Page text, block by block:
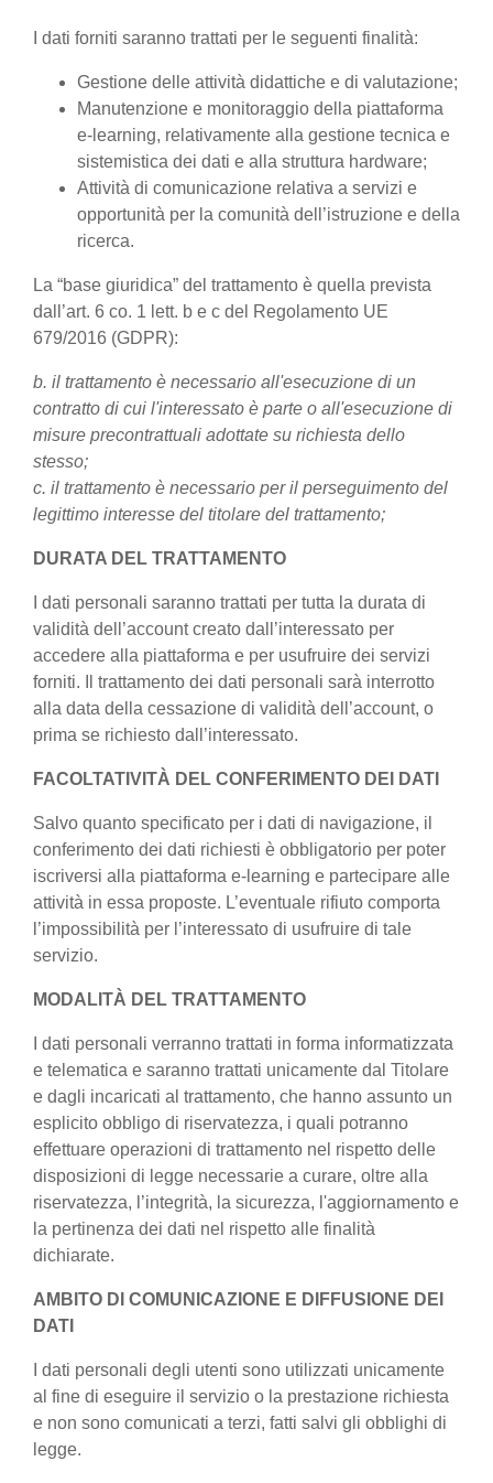
I dati forniti saranno trattati per le seguenti finalità:
Gestione delle attività didattiche e di valutazione;
Manutenzione e monitoraggio della piattaforma
e-learning, relativamente alla gestione tecnica e
sistemistica dei dati e alla struttura hardware;
Attività di comunicazione relativa a servizi e
opportunità per la comunità dell’istruzione e della
ricerca.
La “base giuridica” del trattamento è quella prevista
dall’art. 6 co. 1 lett. b e c del Regolamento UE
679/2016 (GDPR):
b. il trattamento è necessario all'esecuzione di un
contratto di cui l'interessato è parte o all'esecuzione di
misure precontrattuali adottate su richiesta dello
stesso;
c. il trattamento è necessario per il perseguimento del
legittimo interesse del titolare del trattamento;
DURATA DEL TRATTAMENTO
I dati personali saranno trattati per tutta la durata di
validità dell’account creato dall’interessato per
accedere alla piattaforma e per usufruire dei servizi
forniti. Il trattamento dei dati personali sarà interrotto
alla data della cessazione di validità dell’account, o
prima se richiesto dall’interessato.
FACOLTATIVITÀ DEL CONFERIMENTO DEI DATI
Salvo quanto specificato per i dati di navigazione, il
conferimento dei dati richiesti è obbligatorio per poter
iscriversi alla piattaforma e-learning e partecipare alle
attività in essa proposte. L’eventuale rifiuto comporta
l’impossibilità per l’interessato di usufruire di tale
servizio.
MODALITÀ DEL TRATTAMENTO
I dati personali verranno trattati in forma informatizzata
e telematica e saranno trattati unicamente dal Titolare
e dagli incaricati al trattamento, che hanno assunto un
esplicito obbligo di riservatezza, i quali potranno
effettuare operazioni di trattamento nel rispetto delle
disposizioni di legge necessarie a curare, oltre alla
riservatezza, l’integrità, la sicurezza, l'aggiornamento e
la pertinenza dei dati nel rispetto alle finalità
dichiarate.
AMBITO DI COMUNICAZIONE E DIFFUSIONE DEI
DATI
I dati personali degli utenti sono utilizzati unicamente
al fine di eseguire il servizio o la prestazione richiesta
e non sono comunicati a terzi, fatti salvi gli obblighi di
legge.